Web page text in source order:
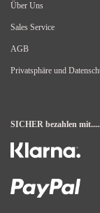
Über Uns
Sales Service
AGB
Privatsphäre und
SICHER bezahlen